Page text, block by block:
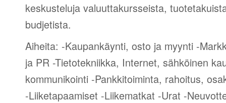
keskusteluja valuuttakursseista,
budjetista.
Aiheita: -Kaupankäynti, osto ja myynti -
ja PR -Tietotekniikka, Internet, sähköinen
kommunikointi -Pankkitoiminta, rahoitus,
-Liiketapaamiset -Liikematkat -Urat -